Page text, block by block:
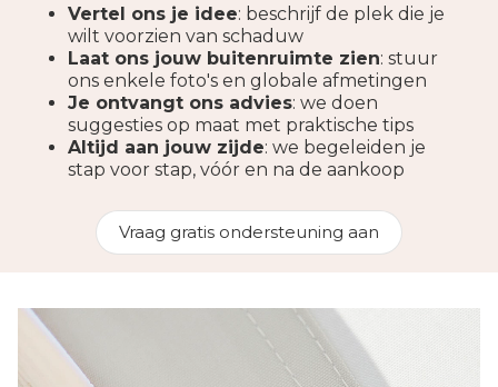
Vertel ons je idee: beschrijf de plek die je
wilt voorzien van schaduw
Laat ons jouw buitenruimte zien: stuur
ons enkele foto's en globale afmetingen
Je ontvangt ons advies: we doen
suggesties op maat met praktische tips
Altijd aan jouw zijde: we begeleiden je
stap voor stap, vóór en na de aankoop
Vraag gratis ondersteuning aan